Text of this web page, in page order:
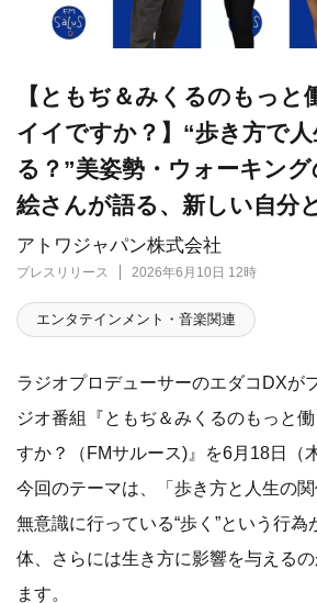
アトワジャパン株式会社
プレスリリース 2026年6月10日 12時
【ともぢ＆みくるのもっと
イイですか？】“歩き方で
る？”美姿勢・ウォーキン
絵さんが語る、新しい自分
エンタテインメント・音楽関連
ラジオプロデューサーのエダコDXが
ジオ番組『ともぢ＆みくるのもっと
すか？（FMサルース)』を6月18日（
今回のテーマは、「歩き方と人生の
無意識に行っている“歩く”という行
体、さらには生き方に影響を与える
ます。